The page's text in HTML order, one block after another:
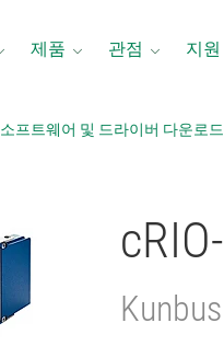
제품 관점 지원
소프트웨어 및 드라이버 다운로드
Kunbus